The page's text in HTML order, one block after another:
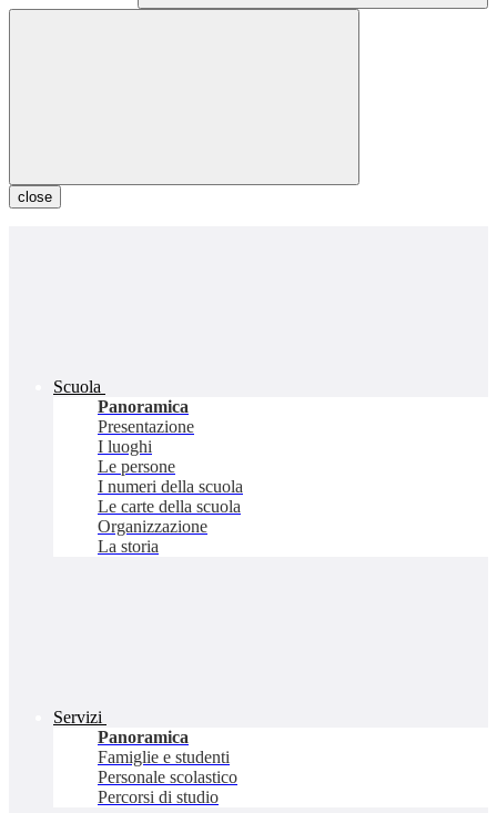
close
Scuola
Panoramica
Presentazione
I luoghi
Le persone
I numeri della scuola
Le carte della scuola
Organizzazione
La storia
Servizi
Panoramica
Famiglie e studenti
Personale scolastico
Percorsi di studio